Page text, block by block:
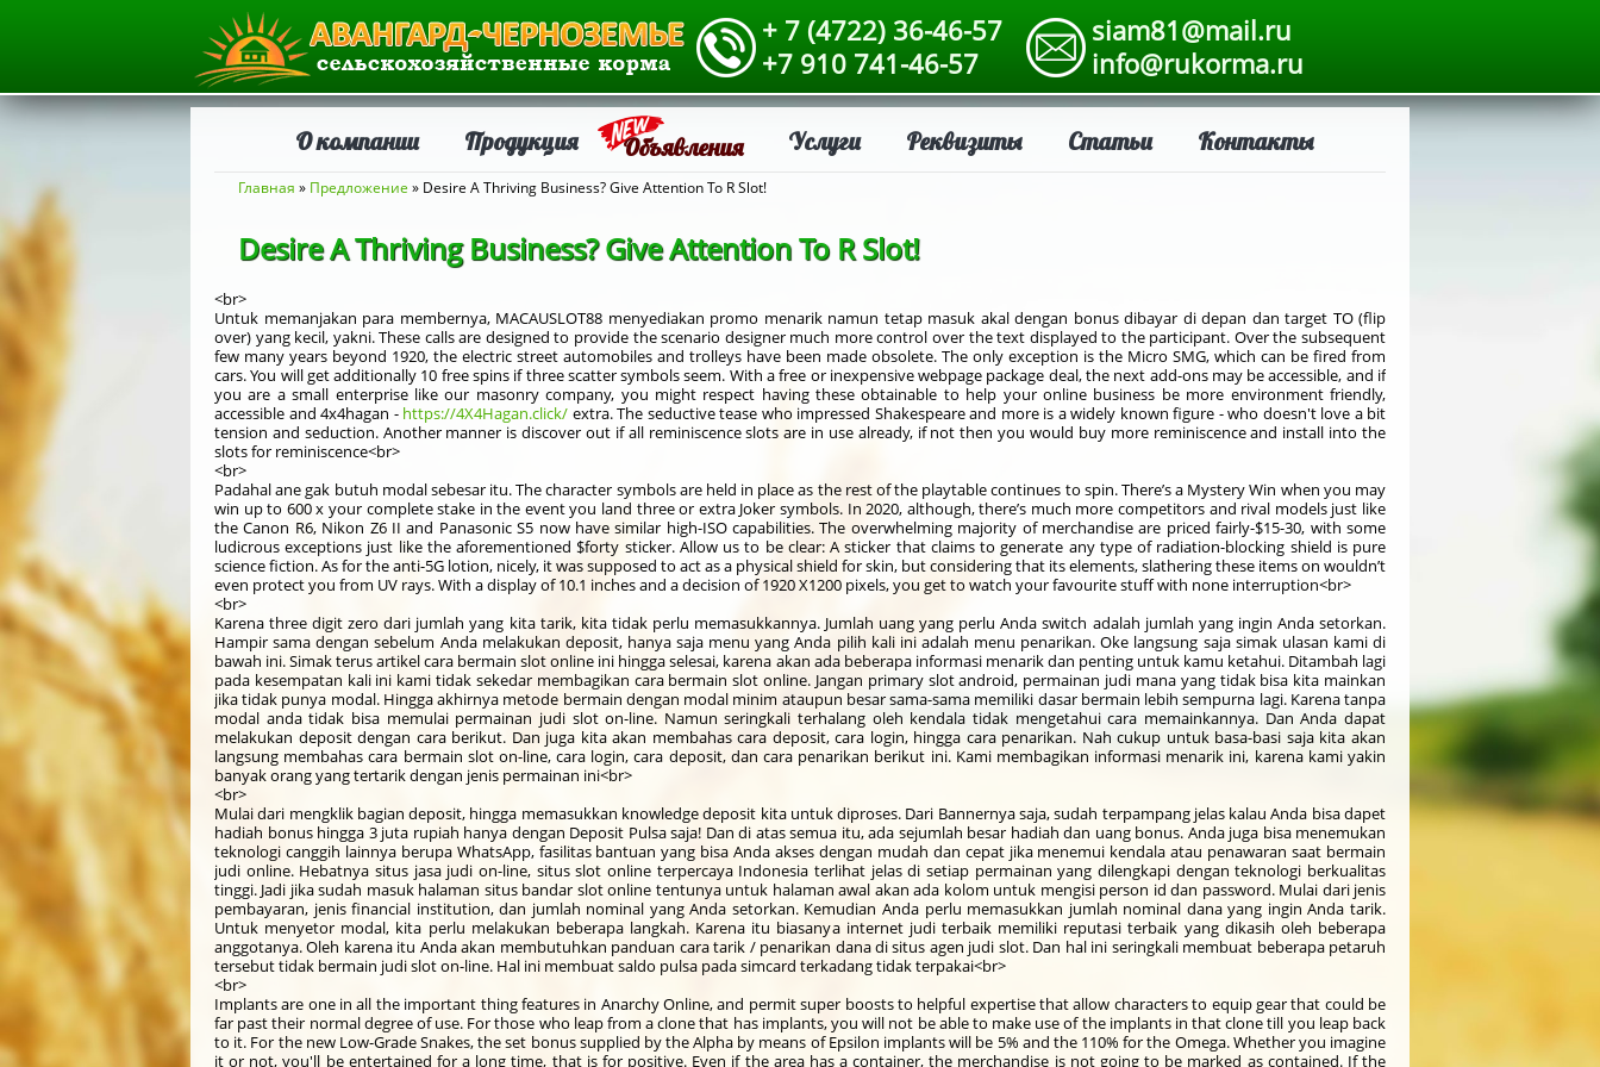
+ 7 (4722) 36-46-57
+7 910 741-46-57
siam81@mail.ru
info@rukorma.ru
О компании Продукция Объявления Услуги Реквизиты Статьи Контакты
Вы здесь
Главная » Предложение » Desire A Thriving Business? Give Attention To R Slot!
Desire A Thriving Business? Give Attention To R Slot!
<br>
Untuk memanjakan para membernya, MACAUSLOT88 menyediakan promo menarik namun tetap masuk akal dengan bonus dibayar di depan dan target TO (flip
over) yang kecil, yakni. These calls are designed to provide the scenario designer much more control over the text displayed to the participant. Over the subsequent
few many years beyond 1920, the electric street automobiles and trolleys have been made obsolete. The only exception is the Micro SMG, which can be fired from
cars. You will get additionally 10 free spins if three scatter symbols seem. With a free or inexpensive webpage package deal, the next add-ons may be accessible, and if
you are a small enterprise like our masonry company, you might respect having these obtainable to help your online business be more environment friendly,
accessible and 4x4hagan - https://4X4Hagan.click/ extra. The seductive tease who impressed Shakespeare and more is a widely known figure - who doesn't love a bit
tension and seduction. Another manner is discover out if all reminiscence slots are in use already, if not then you would buy more reminiscence and install into the
slots for reminiscence<br>
<br>
Padahal ane gak butuh modal sebesar itu. The character symbols are held in place as the rest of the playtable continues to spin. There’s a Mystery Win when you may
win up to 600 x your complete stake in the event you land three or extra Joker symbols. In 2020, although, there’s much more competitors and rival models just like
the Canon R6, Nikon Z6 II and Panasonic S5 now have similar high-ISO capabilities. The overwhelming majority of merchandise are priced fairly-$15-30, with some
ludicrous exceptions just like the aforementioned $forty sticker. Allow us to be clear: A sticker that claims to generate any type of radiation-blocking shield is pure
science fiction. As for the anti-5G lotion, nicely, it was supposed to act as a physical shield for skin, but considering that its elements, slathering these items on wouldn’t
even protect you from UV rays. With a display of 10.1 inches and a decision of 1920 X1200 pixels, you get to watch your favourite stuff with none interruption<br>
<br>
Karena three digit zero dari jumlah yang kita tarik, kita tidak perlu memasukkannya. Jumlah uang yang perlu Anda switch adalah jumlah yang ingin Anda setorkan.
Hampir sama dengan sebelum Anda melakukan deposit, hanya saja menu yang Anda pilih kali ini adalah menu penarikan. Oke langsung saja simak ulasan kami di
bawah ini. Simak terus artikel cara bermain slot online ini hingga selesai, karena akan ada beberapa informasi menarik dan penting untuk kamu ketahui. Ditambah lagi
pada kesempatan kali ini kami tidak sekedar membagikan cara bermain slot online. Jangan primary slot android, permainan judi mana yang tidak bisa kita mainkan
jika tidak punya modal. Hingga akhirnya metode bermain dengan modal minim ataupun besar sama-sama memiliki dasar bermain lebih sempurna lagi. Karena tanpa
modal anda tidak bisa memulai permainan judi slot on-line. Namun seringkali terhalang oleh kendala tidak mengetahui cara memainkannya. Dan Anda dapat
melakukan deposit dengan cara berikut. Dan juga kita akan membahas cara deposit, cara login, hingga cara penarikan. Nah cukup untuk basa-basi saja kita akan
langsung membahas cara bermain slot on-line, cara login, cara deposit, dan cara penarikan berikut ini. Kami membagikan informasi menarik ini, karena kami yakin
banyak orang yang tertarik dengan jenis permainan ini<br>
<br>
Mulai dari mengklik bagian deposit, hingga memasukkan knowledge deposit kita untuk diproses. Dari Bannernya saja, sudah terpampang jelas kalau Anda bisa dapet
hadiah bonus hingga 3 juta rupiah hanya dengan Deposit Pulsa saja! Dan di atas semua itu, ada sejumlah besar hadiah dan uang bonus. Anda juga bisa menemukan
teknologi canggih lainnya berupa WhatsApp, fasilitas bantuan yang bisa Anda akses dengan mudah dan cepat jika menemui kendala atau penawaran saat bermain
judi online. Hebatnya situs jasa judi on-line, situs slot online terpercaya Indonesia terlihat jelas di setiap permainan yang dilengkapi dengan teknologi berkualitas
tinggi. Jadi jika sudah masuk halaman situs bandar slot online tentunya untuk halaman awal akan ada kolom untuk mengisi person id dan password. Mulai dari jenis
pembayaran, jenis financial institution, dan jumlah nominal yang Anda setorkan. Kemudian Anda perlu memasukkan jumlah nominal dana yang ingin Anda tarik.
Untuk menyetor modal, kita perlu melakukan beberapa langkah. Karena itu biasanya internet judi terbaik memiliki reputasi terbaik yang dikasih oleh beberapa
anggotanya. Oleh karena itu Anda akan membutuhkan panduan cara tarik / penarikan dana di situs agen judi slot. Dan hal ini seringkali membuat beberapa petaruh
tersebut tidak bermain judi slot on-line. Hal ini membuat saldo pulsa pada simcard terkadang tidak terpakai<br>
<br>
Implants are one in all the important thing features in Anarchy Online, and permit super boosts to helpful expertise that allow characters to equip gear that could be
far past their normal degree of use. For those who leap from a clone that has implants, you will not be able to make use of the implants in that clone till you leap back
to it. For the new Low-Grade Snakes, the set bonus supplied by the Alpha by means of Epsilon implants will be 5% and the 110% for the Omega. Whether you imagine
it or not, you'll be entertained for a long time, that is for positive. Even if the area has a container, the merchandise is not going to be marked as contained. If the